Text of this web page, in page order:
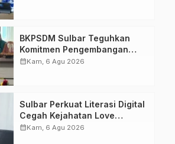
BKPSDM Sulbar Teguhkan
Komitmen Pengembangan
Kompetensi ASN melalui
calendar_monthKam, 6 Agu 2026
Sulbar Perkuat Literasi Digital
Cegah Kejahatan Love
Scamming
calendar_monthKam, 6 Agu 2026